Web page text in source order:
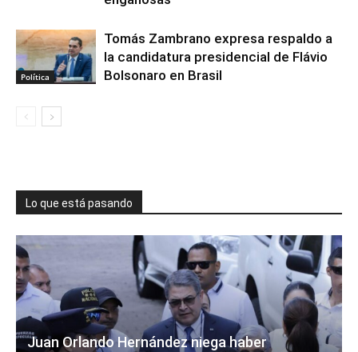
Política
Tomás Zambrano expresa respaldo a
la candidatura presidencial de Flávio
Bolsonaro en Brasil
Lo que está pasando
Juan Orlando Hernández niega haber